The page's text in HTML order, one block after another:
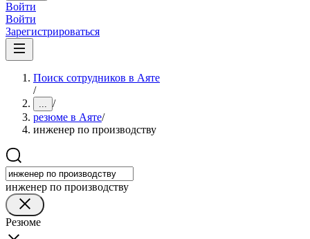
Войти
Войти
Зарегистрироваться
Поиск сотрудников в Аяте
/
... /
резюме в Аяте/
инженер по производству
инженер по производству
Резюме